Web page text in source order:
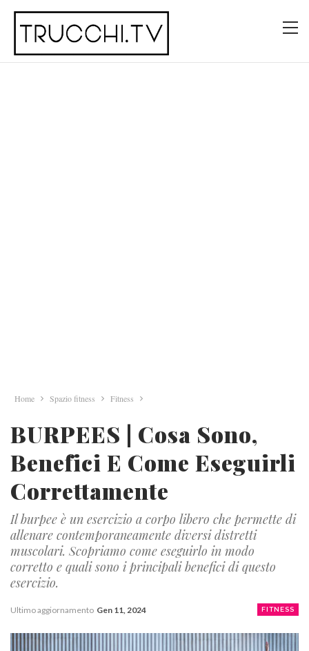
Home Spazio fitness Fitness
BURPEES | Cosa Sono,
Benefici E Come Eseguirli
Correttamente
Il burpee è un esercizio a corpo libero che permette di
allenare contemporaneamente diversi distretti
muscolari. Scopriamo come eseguirlo in modo
corretto e quali sono i principali benefici di questo
esercizio.
FITNESS
Ultimo aggiornamento Gen 11, 2024